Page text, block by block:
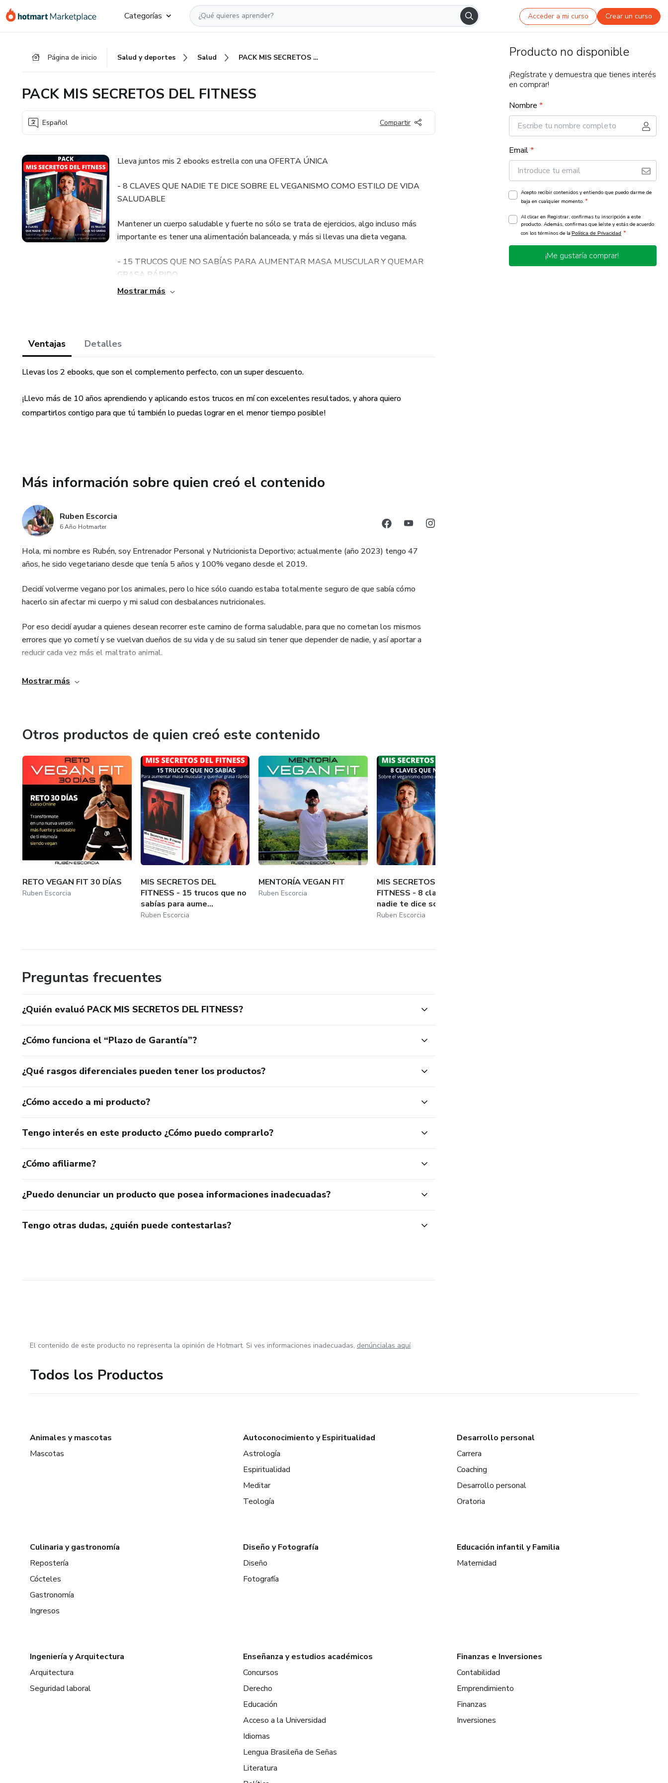
Categorías Acceder a mi curso Crear un curso
Página de inicio Salud y deportes Salud PACK MIS SECRETOS DEL FITNESS
PACK MIS SECRETOS DEL FITNESS
Español Compartir
Lleva juntos mis 2 ebooks estrella con una OFERTA ÚNICA
- 8 CLAVES QUE NADIE TE DICE SOBRE EL VEGANISMO COMO ESTILO DE VIDA
SALUDABLE
Mantener un cuerpo saludable y fuerte no sólo se trata de ejercicios, algo incluso más
importante es tener una alimentación balanceada, y más si llevas una dieta vegana.
- 15 TRUCOS QUE NO SABÍAS PARA AUMENTAR MASA MUSCULAR Y QUEMAR
GRASA RÁPIDO
aguantar hambre y sin dejar de comer lo que te gusta, entrenando en gimnasio, en casa o en
Mostrar más
Ventajas Detalles
Llevas los 2 ebooks, que son el complemento perfecto, con un super descuento.
¡Llevo más de 10 años aprendiendo y aplicando estos trucos en mí con excelentes resultados, y ahora quiero
compartirlos contigo para que tú también lo puedas lograr en el menor tiempo posible!
Más información sobre quien creó el contenido
Ruben Escorcia
6 Año Hotmarter
Hola, mi nombre es Rubén, soy Entrenador Personal y Nutricionista Deportivo; actualmente (año 2023) tengo 47
años, he sido vegetariano desde que tenía 5 años y 100% vegano desde el 2019.
Decidí volverme vegano por los animales, pero lo hice sólo cuando estaba totalmente seguro de que sabía cómo
hacerlo sin afectar mi cuerpo y mi salud con desbalances nutricionales.
Por eso decidí ayudar a quienes desean recorrer este camino de forma saludable, para que no cometan los mismos
errores que yo cometí y se vuelvan dueños de su vida y de su salud sin tener que depender de nadie, y así aportar a
reducir cada vez más el maltrato animal.
Mostrar más
Otros productos de quien creó este contenido
RETO VEGAN FIT 30 DÍAS
Ruben Escorcia
MIS SECRETOS DEL
FITNESS - 15 trucos que no
sabías para aume...
Ruben Escorcia
MENTORÍA VEGAN FIT
Ruben Escorcia
MIS SECRETOS DEL
FITNESS - 8 claves que
nadie te dice sobre...
Ruben Escorcia
Preguntas frecuentes
¿Quién evaluó PACK MIS SECRETOS DEL FITNESS?
¿Cómo funciona el “Plazo de Garantía”?
¿Qué rasgos diferenciales pueden tener los productos?
¿Cómo accedo a mi producto?
Tengo interés en este producto ¿Cómo puedo comprarlo?
¿Cómo afiliarme?
¿Puedo denunciar un producto que posea informaciones inadecuadas?
Tengo otras dudas, ¿quién puede contestarlas?
Producto no disponible
¡Regístrate y demuestra que tienes interés
en comprar!
Nombre *
Email*
Acepto recibir contenidos y entiendo que puedo darme de
baja en cualquier momento. *
Al clicar en Registrar, confirmas tu inscripción a este
producto. Además, confirmas que leíste y estás de acuerdo
con los términos de la Política de Privacidad *
¡Me gustaría comprar!
El contenido de este producto no representa la opinión de Hotmart. Si ves informaciones inadecuadas, denúncialas aquí
Todos los Productos
Animales y mascotas
Mascotas
Autoconocimiento y Espiritualidad
Astrología
Espiritualidad
Meditar
Teología
Desarrollo personal
Carrera
Coaching
Desarrollo personal
Oratoria
Culinaria y gastronomía
Repostería
Cócteles
Gastronomía
Ingresos
Diseño y Fotografía
Diseño
Fotografía
Educación infantil y Familia
Maternidad
Ingeniería y Arquitectura
Arquitectura
Seguridad laboral
Enseñanza y estudios académicos
Concursos
Derecho
Educación
Acceso a la Universidad
Idiomas
Lengua Brasileña de Señas
Literatura
Finanzas e Inversiones
Contabilidad
Emprendimiento
Finanzas
Inversiones